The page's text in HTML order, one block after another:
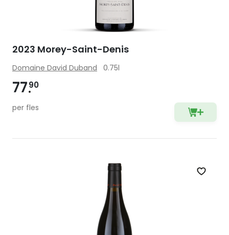
2023 Morey-Saint-Denis
Domaine David Duband 0.75l
7790
per fles
Zet